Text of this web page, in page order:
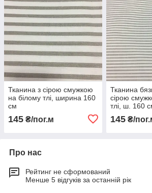
Тканина з сірою смужкою
на білому тлі, ширина 160
см
145 ₴/пог.м
Тканина
сірою
тлі, ш. 160
145₴/
Про нас
Рейтинг не сформований
Менше 5 відгуків за останній рік